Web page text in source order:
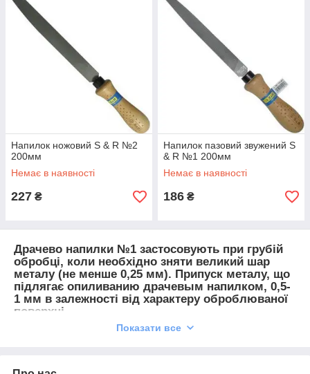
Напилок ножовий S & R №2
200мм
Немає в наявності
227 ₴
Напилок пазовий звужений S
& R №1 200мм
Немає в наявності
186 ₴
Драчево напилки №1 застосовують при грубій
обробці, коли необхідно зняти великий шар
металу (не менше 0,25 мм). Припуск металу, що
підлягає опиливанию драчевым напилком, 0,5-
1 мм в залежності від характеру оброблюваної
поверхні.
Напилок з драчевой насічкою за один хід знімає
Показати все